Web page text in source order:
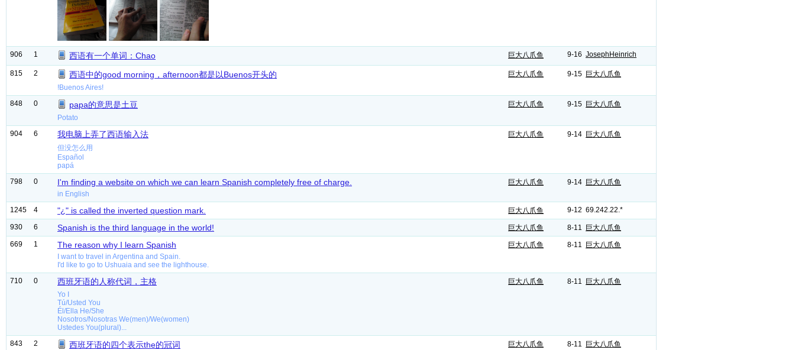
906 1 西语有一个单词：Chao 巨大八爪鱼 9-16 JosephHeinrich
815 2 西语中的good morning，afternoon都是以Buenos开头的
!Buenos Aires!
巨大八爪鱼 9-15 巨大八爪鱼
848 0 papa的意思是土豆
Potato
巨大八爪鱼 9-15 巨大八爪鱼
904 6 我电脑上弄了西语输入法
但没怎么用
Español
papá
巨大八爪鱼 9-14 巨大八爪鱼
798 0 I'm finding a website on which we can learn Spanish completely free of charge.
in English
巨大八爪鱼 9-14 巨大八爪鱼
1245 4 "¿" is called the inverted question mark. 巨大八爪鱼 9-12 69.242.22.*
930 6 Spanish is the third language in the world! 巨大八爪鱼 8-11
巨大八爪鱼
669
1 The reason why I learn Spanish
I want to travel in Argentina and Spain.
I'd like to go to Ushuaia and see the lighthouse.
巨大八爪鱼 8-11 巨大八爪鱼
710 0 西班牙语的人称代词，主格
Yo I
Tú/Usted You
Él/Ella He/She
Nosotros/Nosotras We(men)/We(women)
Ustedes You(plural)...
巨大八爪鱼 8-11 巨大八爪鱼
843 2 西班牙语的四个表示the的冠词 巨大八爪鱼 8-11 巨大八爪鱼